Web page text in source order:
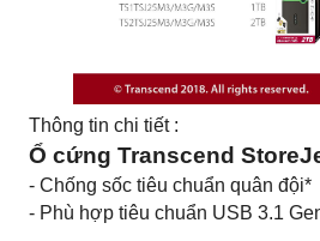
Thông tin chi tiết :
Ổ cứng Transcend
- Chống sốc tiêu chuẩn quân đội*
- Phù hợp tiêu chuẩn USB 3.1